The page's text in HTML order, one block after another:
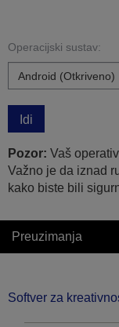
Operacijski sustav:
Idi
Pozor: Vaš
Važno je da iznad
kako biste bili
Preuzimanja
Softver za